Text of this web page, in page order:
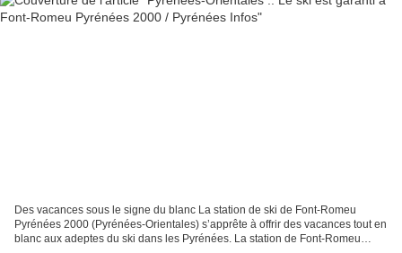
Des vacances sous le signe du blanc La station de ski de Font-Romeu
Pyrénées 2000 (Pyrénées-Orientales) s’apprête à offrir des vacances tout en
blanc aux adeptes du ski dans les Pyrénées. La station de Font-Romeu